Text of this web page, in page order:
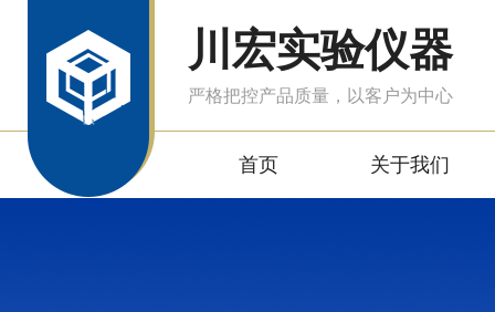
川宏实验仪器
严格把控产品质量，以客户为中心
首页 关于我们